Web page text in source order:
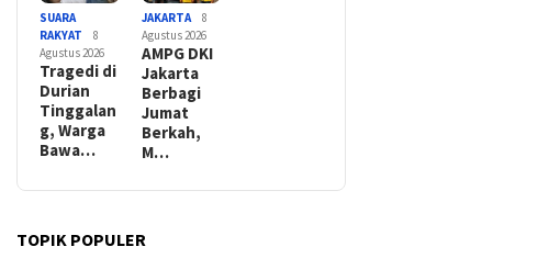
SUARA
RAKYAT
8
Agustus 2026
Tragedi di
Durian
Tinggalan
g, Warga
Bawa…
JAKARTA
8
Agustus 2026
AMPG DKI
Jakarta
Berbagi
Jumat
Berkah,
M…
TOPIK POPULER